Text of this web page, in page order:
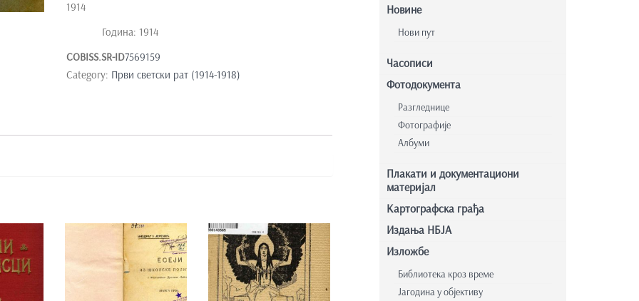
1914
Година: 1914
COBISS.SR-ID7569159
Category: Први светски рат (1914-1918)
Новине
Нови пут
Часописи
Фотодокумента
Разгледнице
Фотографије
Албуми
Плакати и документациони
материјал
Картографска грађа
Издања НБЈА
Изложбе
Библиотека кроз време
Јагодина у објективу